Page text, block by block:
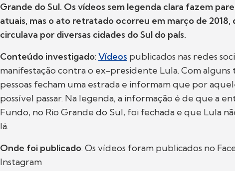
Grande do Sul. Os vídeos sem legenda clara fazem
atuais, mas o ato retratado ocorreu em março de
circulava por diversas cidades do Sul do país.
Conteúdo investigado: Vídeos publicados nas redes
manifestação contra o ex-presidente Lula. Com alguns
pessoas fecham uma estrada e informam que por
possível passar. Na legenda, a informação é de que a
Fundo, no Rio Grande do Sul, foi fechada e que Lula
lá.
Onde foi publicado: Os vídeos foram publicados no
Instagram